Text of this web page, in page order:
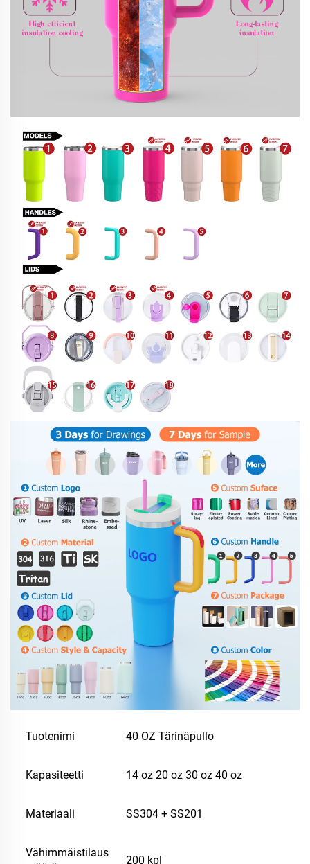
Tuotenimi 40 OZ Tärinäpullo
Kapasiteetti 14 oz 20 oz 30 oz 40 oz
Materiaali SS304 + SS201
Vähimmäistilaus
200 kpl